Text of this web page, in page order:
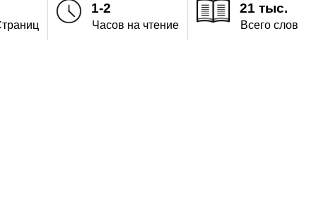
1-2
Часов на чтение
21 тыс.
Всего слов